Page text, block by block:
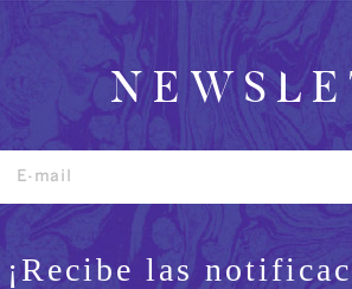
¡Recibe las